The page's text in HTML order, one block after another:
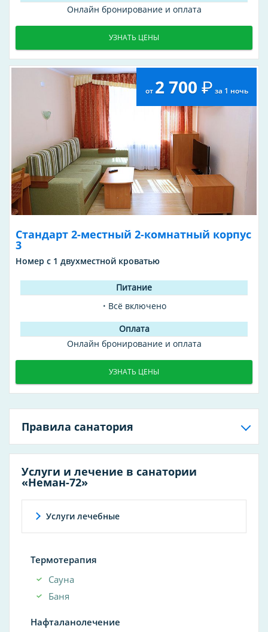
Онлайн бронирование и оплата
УЗНАТЬ ЦЕНЫ
от 2 700 за 1 ночь
Стандарт 2-местный 2-комнатный корпус
3
Номер с 1 двухместной кроватью
Всё включено
Онлайн бронирование и оплата
УЗНАТЬ ЦЕНЫ
Правила санатория
Услуги и лечение в санатории
«Неман-72»
Услуги лечебные
Термотерапия
Сауна
Баня
Нафталанолечение